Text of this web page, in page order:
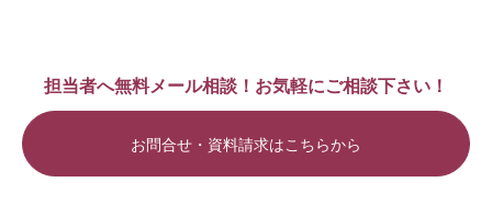
担当者へ無料メール相談！お気軽にご相談下さい！
お問合せ・資料請求はこちらから